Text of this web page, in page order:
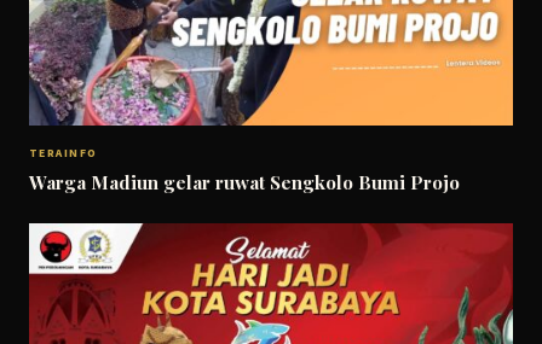
TERAINFO
Warga Madiun gelar ruwat Sengkolo Bumi Projo